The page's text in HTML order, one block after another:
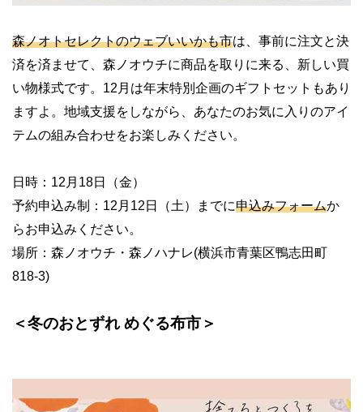
森ノオトセレクトのウェブいいかも市は、事前に注文と決
済を済ませて、森ノオウチに商品を取りに来る、新しい買
い物様式です。 12 月は年末特別企画のギフトセットもあり
ますよ。地域支援をしながら、あなたのお気に入りのアイ
テムの組み合わせをお楽しみください。
日時： 12 月 18日（金）
予約申込み制： 12 月 12 日（土）までに申込みフォームか
らお申込みください。
場所：森ノオウチ・森ノハナレ(横浜市青葉区鴨志田町
818-3)
＜冬のおとずれ めぐる布市＞